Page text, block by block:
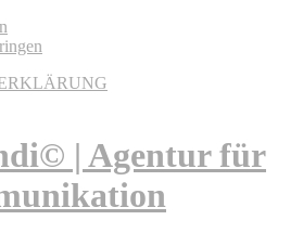
| Agentur für